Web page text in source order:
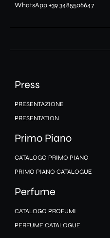
WhatsApp +39 3485506647
Press
PRESENTAZIONE
PRESENTATION
Primo Piano
CATALOGO PRIMO PIANO
PRIMO PIANO CATALOGUE
Perfume
CATALOGO PROFUMI
PERFUME CATALOGUE